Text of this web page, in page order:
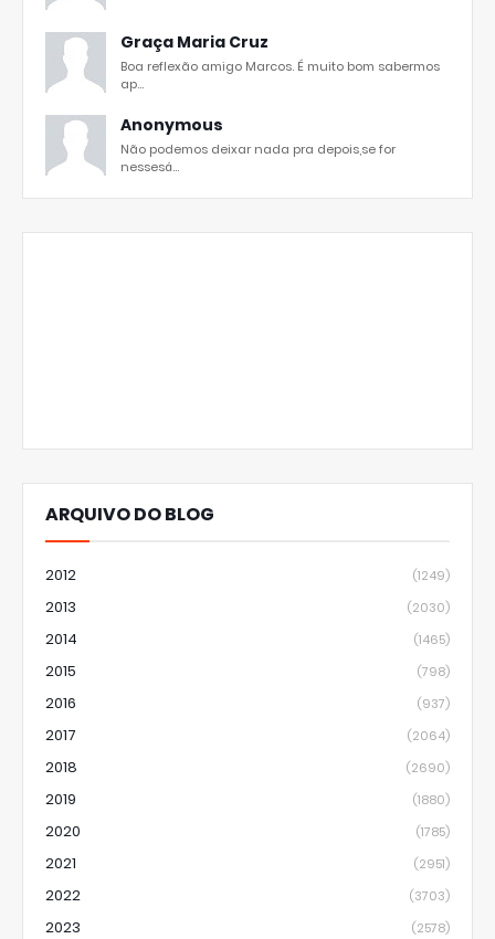
Graça Maria Cruz
Boa reflexão amigo Marcos. É muito bom sabermos
ap...
Anonymous
Não podemos deixar nada pra depois,se for
nessesá...
ARQUIVO DO BLOG
2012 (1249)
2013 (2030)
2014 (1465)
2015 (798)
2016 (937)
2017 (2064)
2018 (2690)
2019 (1880)
2020 (1785)
2021 (2951)
2022 (3703)
2023 (2578)